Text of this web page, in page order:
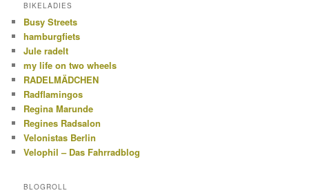
BIKELADIES
Busy Streets
hamburgfiets
Jule radelt
my life on two wheels
RADELMÄDCHEN
Radflamingos
Regina Marunde
Regines Radsalon
Velonistas Berlin
Velophil – Das Fahrradblog
BLOGROLL